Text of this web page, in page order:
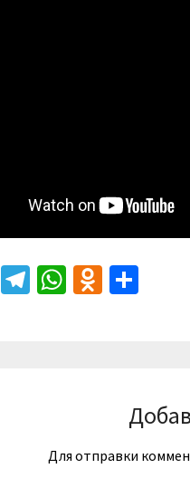
ViberTelegram
WhatsApp
Для отправки